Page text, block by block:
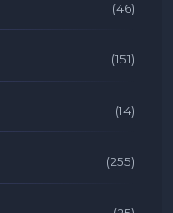
(46)
(151)
(14)
(255)